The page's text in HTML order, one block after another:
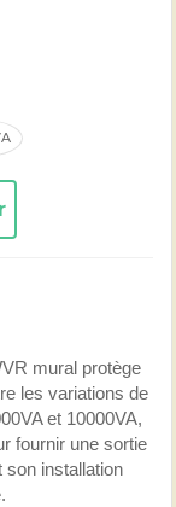
mural protège
les variations de
et 10000VA,
fournir une sortie
son installation